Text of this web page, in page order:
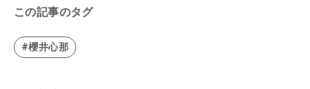
この記事のタグ
#櫻井心那